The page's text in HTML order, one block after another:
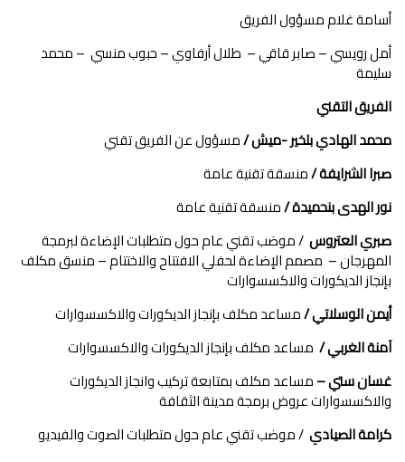
أسامة غلام مسؤول الفريق
أمل رويسي – صابر قاقي – طلال أرفاوي – حبوب منسي – محمد
سليمة
الفريق التقني
محمد الهادي بلخير -ميش /مسؤول عن الفريق تقني
صبرا الشرايفة /منسقة تقنية عامة
نور الهدى بنحميدة /منسقة تقنية عامة
صبري العتروس / موضب تقني عام حول متطلبات الإضاءة لبرمجة
المهرجان – مصمم الإضاءة لحفلي الافتتاح والاختتام – منسق مكلف
بإنجاز الديكورات والاكسسوارات
أيمن الوسلاتي /مساعد مكلف بإنجاز الديكورات والاكسسوارات
آمنة الغربي / مساعد مكلف بإنجاز الديكورات والاكسسوارات
غسان ستي –مساعد مكلف بمتابعة تركيب وانجاز الديكورات
والاكسسوارات عروض برمجة مدينة الثقافة
كرامة الصيادي / موضب تقني عام حول متطلبات الصوت والفيديو